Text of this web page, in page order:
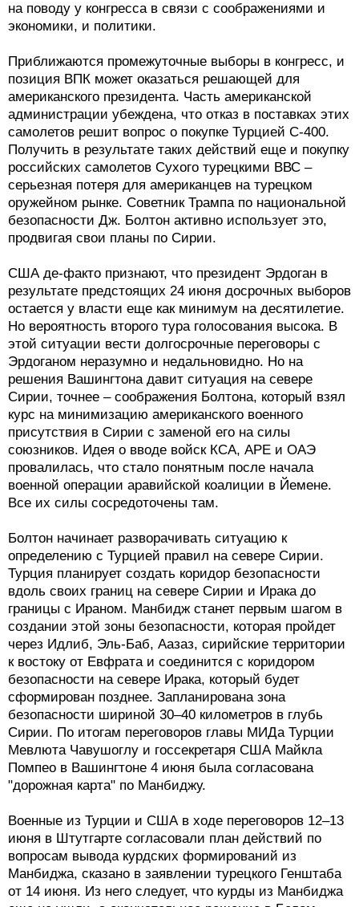
на поводу у конгресса в связи с соображениями и
экономики, и политики.
Приближаются промежуточные выборы в конгресс, и
позиция ВПК может оказаться решающей для
американского президента. Часть американской
администрации убеждена, что отказ в поставках этих
самолетов решит вопрос о покупке Турцией С-400.
Получить в результате таких действий еще и покупку
российских самолетов Сухого турецкими ВВС –
серьезная потеря для американцев на турецком
оружейном рынке. Советник Трампа по национальной
безопасности Дж. Болтон активно использует это,
продвигая свои планы по Сирии.
США де-факто признают, что президент Эрдоган в
результате предстоящих 24 июня досрочных выборов
остается у власти еще как минимум на десятилетие.
Но вероятность второго тура голосования высока. В
этой ситуации вести долгосрочные переговоры с
Эрдоганом неразумно и недальновидно. Но на
решения Вашингтона давит ситуация на севере
Сирии, точнее – соображения Болтона, который взял
курс на минимизацию американского военного
присутствия в Сирии с заменой его на силы
союзников. Идея о вводе войск КСА, АРЕ и ОАЭ
провалилась, что стало понятным после начала
военной операции аравийской коалиции в Йемене.
Все их силы сосредоточены там.
Болтон начинает разворачивать ситуацию к
определению с Турцией правил на севере Сирии.
Турция планирует создать коридор безопасности
вдоль своих границ на севере Сирии и Ирака до
границы с Ираном. Манбидж станет первым шагом в
создании этой зоны безопасности, которая пройдет
через Идлиб, Эль-Баб, Аазаз, сирийские территории
к востоку от Евфрата и соединится с коридором
безопасности на севере Ирака, который будет
сформирован позднее. Запланирована зона
безопасности шириной 30–40 километров в глубь
Сирии. По итогам переговоров главы МИДа Турции
Мевлюта Чавушоглу и госсекретаря США Майкла
Помпео в Вашингтоне 4 июня была согласована
"дорожная карта" по Манбиджу.
Военные из Турции и США в ходе переговоров 12–13
июня в Штутгарте согласовали план действий по
вопросам вывода курдских формирований из
Манбиджа, сказано в заявлении турецкого Генштаба
от 14 июня. Из него следует, что курды из Манбиджа